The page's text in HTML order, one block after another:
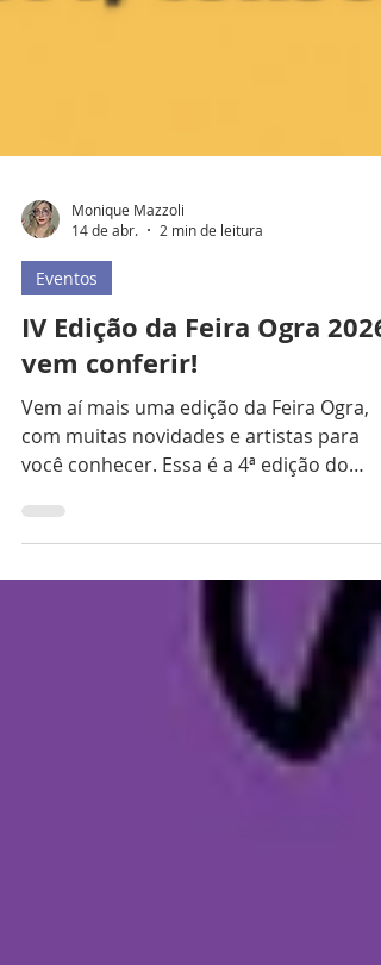
Monique Mazzoli
14 de abr.
Eventos
IV Edição da Feira Ogra 2026,
vem conferir!
Vem aí mais uma edição da Feira Ogra,
você conhecer. Essa é a 4ª edição do
evento, que começou lá em 2022 com o
intuito de valorizar e dar espaço para
artistas independentes e underground.
Uma ótima oportunidade para fazer
contatos, comprar seu quadrinho
diretamente com o artista, trocar uma
ideia da hora e ainda fortalecer esse
cenário incrível. Conheça um pouco mais
sobre o evento Em 2026, 121 expositores